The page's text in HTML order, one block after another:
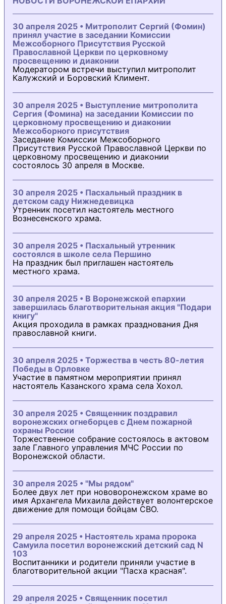
30 апреля 2025 • Митрополит Сергий (Фомин)
принял участие в заседании Комиссии
Межсоборного Присутствия Русской
Православной Церкви по церковному
просвещению и диаконии
Модератором встречи выступил митрополит
Калужский и Боровский Климент.
30 апреля 2025 • Выступление митрополита
Сергия (Фомина) на заседании Комиссии по
церковному просвещению и диаконии
Межсоборного присутствия
Заседание Комиссии Межсоборного
Присутствия Русской Православной Церкви по
церковному просвещению и диаконии
состоялось 30 апреля в Москве.
30 апреля 2025 • Пасхальный праздник в
детском саду Нижнедевицка
Утренник посетил настоятель местного
Вознесенского храма.
30 апреля 2025 • Пасхальный утренник
состоялся в школе села Першино
На праздник был приглашен настоятель
местного храма.
30 апреля 2025 • В Воронежской епархии
завершилась благотворительная акция "Подари
книгу"
Акция проходила в рамках празднования Дня
православной книги.
30 апреля 2025 • Торжества в честь 80-летия
Победы в Орловке
Участие в памятном мероприятии принял
настоятель Казанского храма села Хохол.
30 апреля 2025 • Священник поздравил
воронежских огнеборцев с Днем пожарной
охраны России
Торжественное собрание состоялось в актовом
зале Главного управления МЧС России по
Воронежской области.
30 апреля 2025 • "Мы рядом"
Более двух лет при нововоронежском храме во
имя Архангела Михаила действует волонтерское
движение для помощи бойцам СВО.
29 апреля 2025 • Настоятель храма пророка
Самуила посетил воронежский детский сад N
103
Воспитанники и родители приняли участие в
благотворительной акции "Пасха красная".
29 апреля 2025 • Священник посетил